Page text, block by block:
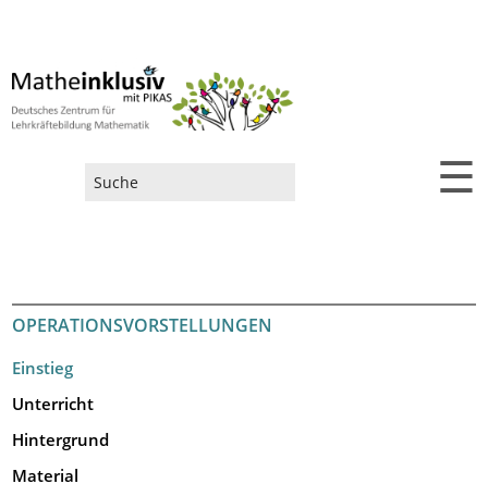
☰
OPERATIONSVORSTELLUNGEN
Einstieg
Unterricht
Hintergrund
Material